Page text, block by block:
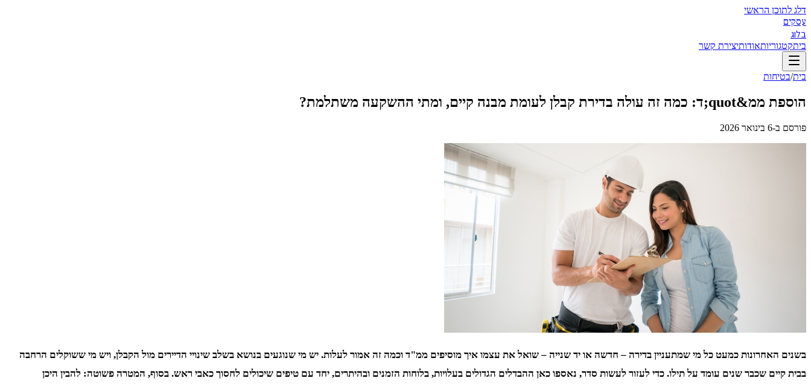
דלג לתוכן הראשי
עסקים
בלוג
ביתקטגוריותאודותיצירת קשר
בית/בטיחות
הוספת ממ&quot;ד: כמה זה עולה בדירת קבלן לעומת מבנה קיים, ומתי ההשקעה משתלמת?
פורסם ב-6 בינואר 2026
בשנים האחרונות כמעט כל מי שמתעניין בדירה – חדשה או יד שנייה – שואל את עצמו איך מוסיפים ממ"ד וכמה זה אמור לעלות. יש מי שנוגעים בנושא בשלב שינויי הדיירים מול הקבלן, ויש מי ששוקלים הרחבה
בבית קיים שכבר שנים עומד על תילו. כדי לעזור לעשות סדר, נאספו כאן ההבדלים הגדולים בעלויות, בלוחות הזמנים ובהיתרים, יחד עם טיפים שיכולים לחסוך כאבי ראש. בסוף, המטרה פשוטה: להבין היכן